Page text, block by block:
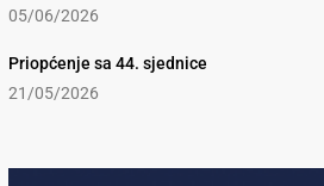
05/06/2026
Priopćenje sa 44. sjednice
21/05/2026